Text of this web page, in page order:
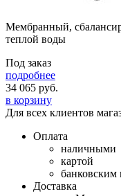
Мембранный,
теплой воды
Под заказ
подробнее
34 065 руб.
в корзину
Для всех клиентов
Оплата
наличными
картой
банковским
Доставка